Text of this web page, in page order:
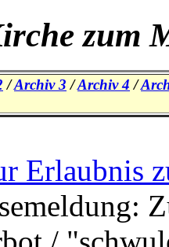
zum
/Archiv 3 /Archiv 4 /
Erlaubnis